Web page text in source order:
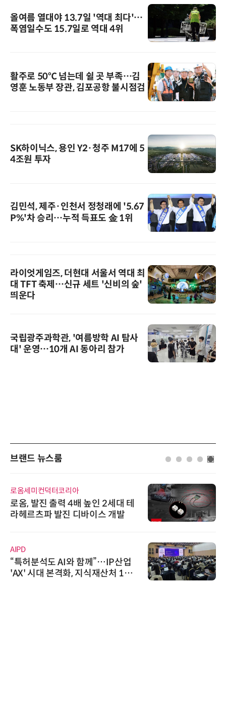
올여름 열대야 13.7일 '역대 최다'…
폭염일수도 15.7일로 역대 4위
활주로 50℃ 넘는데 쉴 곳 부족…김
영훈 노동부 장관, 김포공항 불시점검
SK하이닉스, 용인 Y2·청주 M17에 5
4조원 투자
김민석, 제주·인천서 정청래에 '5.67
P%'차 승리…누적 득표도 金 1위
라이엇게임즈, 더현대 서울서 역대 최
대 TFT 축제…신규 세트 '신비의 숲'
띄운다
국립광주과학관, '여름방학 AI 탐사
대' 운영…10개 AI 동아리 참가
브랜드 뉴스룸
로옴세미컨덕터코리아
로옴, 발진 출력 4배 높인 2세대 테
라헤르츠파 발진 디바이스 개발
AIPD
“특허분석도 AI와 함께”…IP산업
'AX' 시대 본격화, 지식재산처 1호